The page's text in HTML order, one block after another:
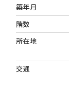
築年月
階数
所在地
交通